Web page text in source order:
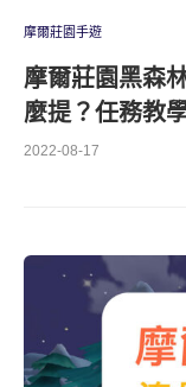
摩爾莊園手遊
摩爾莊園黑森
麼提？任務教
2022-08-17